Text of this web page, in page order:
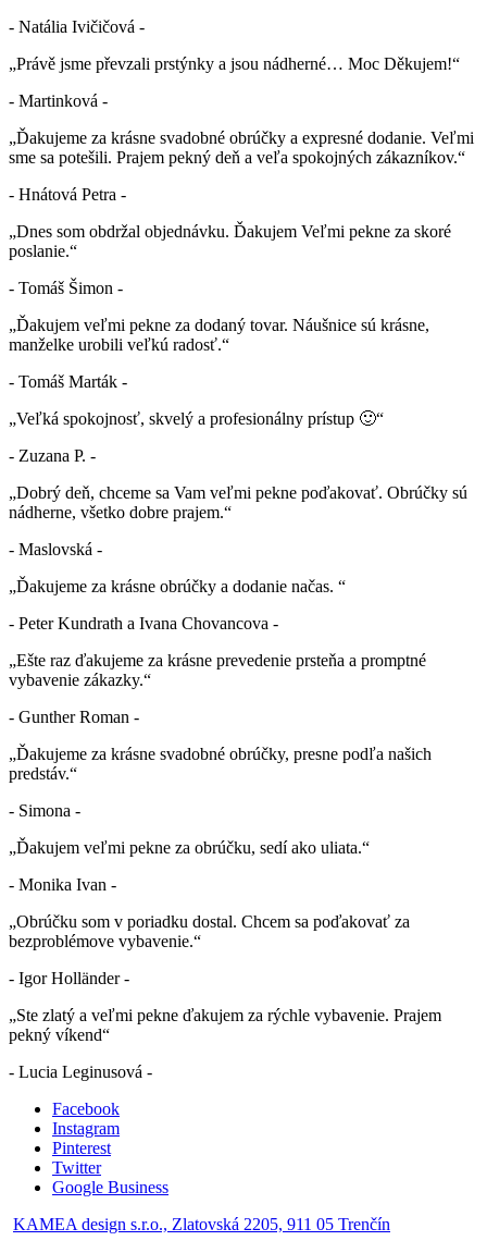
- Natália Ivičičová -
„Právě jsme převzali prstýnky a jsou nádherné… Moc Děkujem!“
- Martinková -
„Ďakujeme za krásne svadobné obrúčky a expresné dodanie. Veľmi
sme sa potešili. Prajem pekný deň a veľa spokojných zákazníkov.“
- Hnátová Petra -
„Dnes som obdržal objednávku. Ďakujem Veľmi pekne za skoré
poslanie.“
- Tomáš Šimon -
„Ďakujem veľmi pekne za dodaný tovar. Náušnice sú krásne,
manželke urobili veľkú radosť.“
- Tomáš Marták -
„Veľká spokojnosť, skvelý a profesionálny prístup 🙂“
- Zuzana P. -
„Dobrý deň, chceme sa Vam veľmi pekne poďakovať. Obrúčky sú
nádherne, všetko dobre prajem.“
- Maslovská -
„Ďakujeme za krásne obrúčky a dodanie načas. “
- Peter Kundrath a Ivana Chovancova -
„Ešte raz ďakujeme za krásne prevedenie prsteňa a promptné
vybavenie zákazky.“
- Gunther Roman -
„Ďakujeme za krásne svadobné obrúčky, presne podľa našich
predstáv.“
- Simona -
„Ďakujem veľmi pekne za obrúčku, sedí ako uliata.“
- Monika Ivan -
„Obrúčku som v poriadku dostal. Chcem sa poďakovať za
bezproblémove vybavenie.“
- Igor Holländer -
„Ste zlatý a veľmi pekne ďakujem za rýchle vybavenie. Prajem
pekný víkend“
- Lucia Leginusová -
Facebook
Instagram
Pinterest
Twitter
Google Business
KAMEA design s.r.o., Zlatovská 2205, 911 05 Trenčín